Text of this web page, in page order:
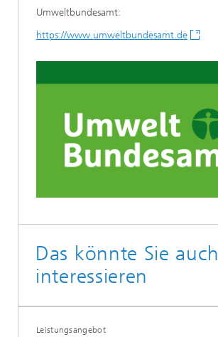
Umweltbundesamt:
https://www.umweltbundesamt.de
Das könnte Sie auch
interessieren
Leistungsangebot